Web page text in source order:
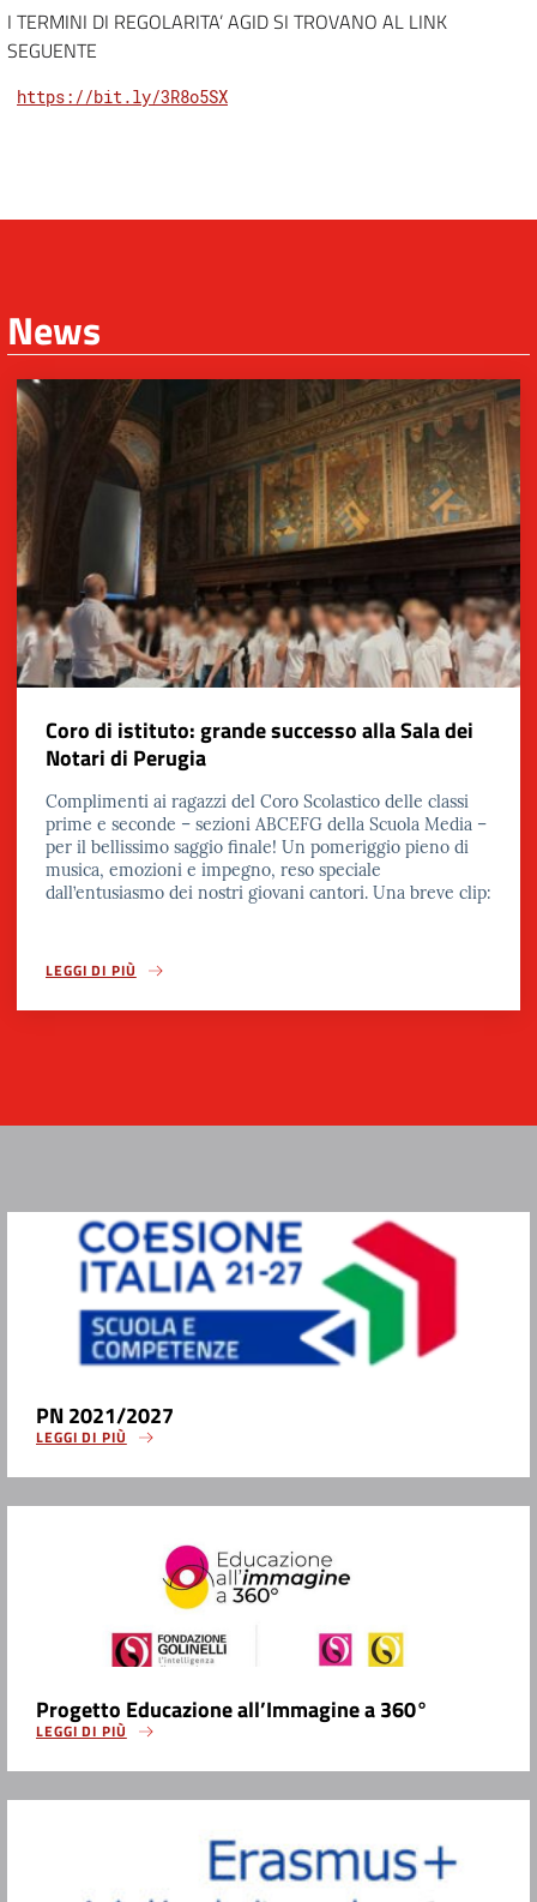
I TERMINI DI REGOLARITA’ AGID SI TROVANO AL LINK
SEGUENTE
https://bit.ly/3R8o5SX
News
Coro di istituto: grande successo alla Sala dei
Notari di Perugia
Complimenti ai ragazzi del Coro Scolastico delle classi
prime e seconde – sezioni ABCEFG della Scuola Media –
per il bellissimo saggio finale! Un pomeriggio pieno di
musica, emozioni e impegno, reso speciale
dall’entusiasmo dei nostri giovani cantori. Una breve clip:
LEGGI DI PIÙ
PN 2021/2027
LEGGI DI PIÙ
Progetto Educazione all’Immagine a 360°
LEGGI DI PIÙ